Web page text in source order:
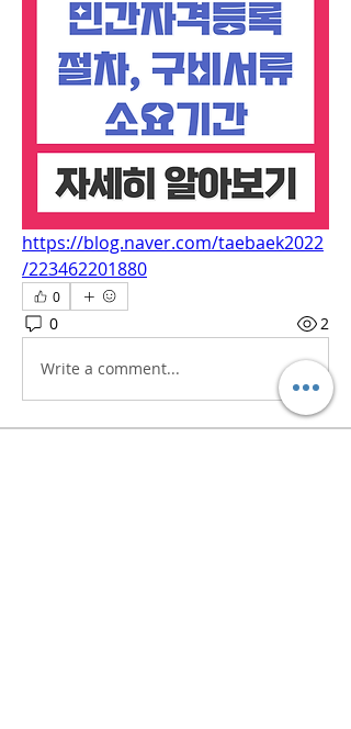
https://blog.naver.com/taebaek2022
/223462201880
0
0 2
Write a comment...